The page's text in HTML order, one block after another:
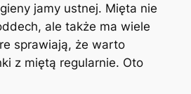
jamy ustnej. Mięta nie
ale także ma wiele
sprawiają, że warto
z miętą regularnie. Oto